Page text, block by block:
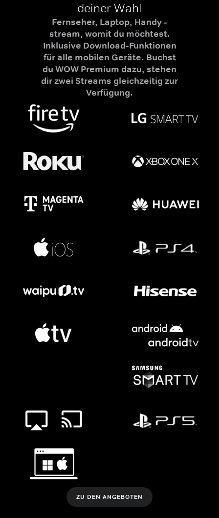
deiner Wahl
Fernseher, Laptop, Handy -
stream, womit du möchtest.
Inklusive Download-Funktionen
für alle mobilen Geräte. Buchst
du WOW Premium dazu, stehen
dir zwei Streams gleichzeitig zur
Verfügung.
ZU DEN ANGEBOTEN